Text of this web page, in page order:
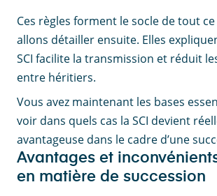
Ces règles forment le socle de tout
allons détailler ensuite. Elles
SCI facilite la transmission et réduit
entre héritiers.
Vous avez maintenant les bases
voir dans quels cas la SCI devient
avantageuse dans le cadre d’une
Avantages et
en matière de succession